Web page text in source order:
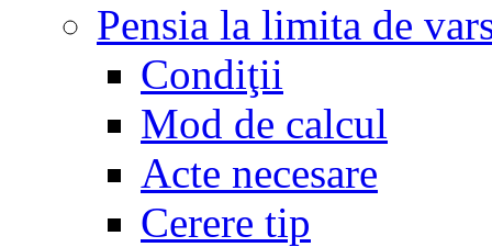
Pensia la limita de
Condiţii
Mod de calcul
Acte necesare
Cerere tip